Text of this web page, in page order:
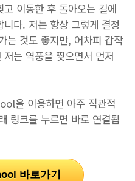
이동한 후 돌아오는 길에
다. 저는 항상 그렇게 결정
는 것도 좋지만, 어차피 갑작
는 역풍을 찢으면서 먼저
을 이용하면 아주 직관적
링크를 누르면 바로 연결됩
바로가기